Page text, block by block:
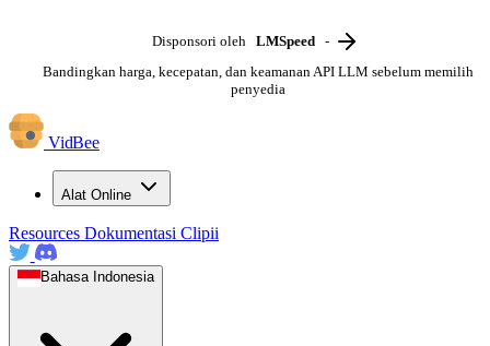
Disponsori oleh LMSpeed -
Bandingkan harga, kecepatan, dan keamanan API LLM sebelum memilih
penyedia
VidBee
Alat Online
Resources Dokumentasi Clipii
Bahasa Indonesia